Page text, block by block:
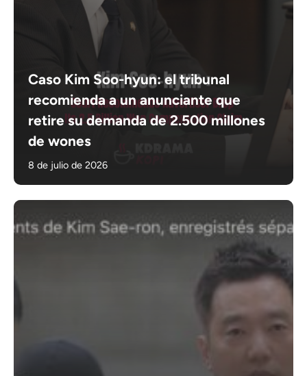
Caso Kim Soo-hyun: el tribunal
recomienda a un anunciante que
retire su demanda de 2.500 millones
de wones
8 de julio de 2026